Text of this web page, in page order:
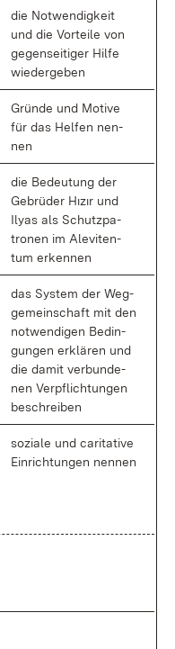
die Not­wen­dig­keit
und die Vor­tei­le von
ge­gen­sei­ti­ger Hil­fe
wie­der­ge­ben
Grün­de und Mo­ti­ve
für das Hel­fen nen­
nen
die Be­deu­tung der
Ge­brü­der Hızır und
Ilyas als Schutz­pa­
tro­nen im Ale­vi­ten­
tum er­ken­nen
das Sys­tem der Weg­
ge­mein­schaft mit den
not­wen­di­gen Be­din­
gun­gen er­klä­ren und
die da­mit ver­bun­de­
nen Ver­pflich­tun­gen
be­schrei­ben
so­zia­le und ca­ri­ta­ti­ve
Ein­rich­tun­gen nen­nen